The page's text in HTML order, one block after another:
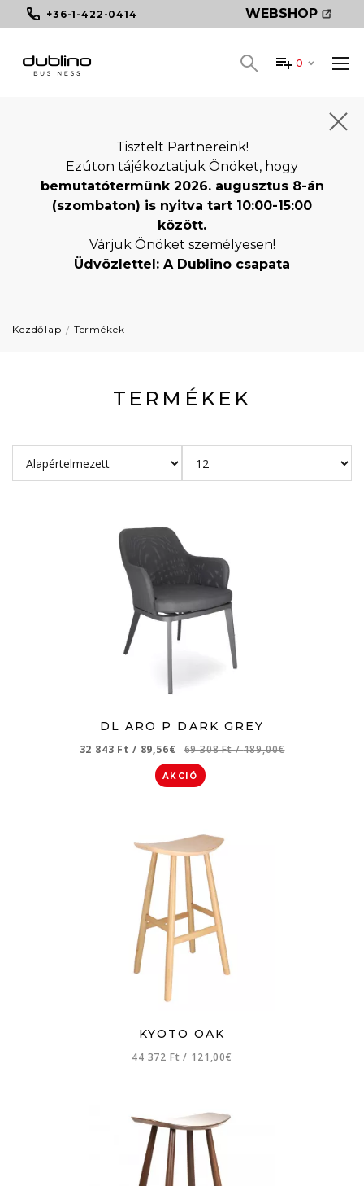
+36-1-422-0414 WEBSHOP
0
Tisztelt Partnereink!
Ezúton tájékoztatjuk Önöket, hogy
bemutatótermünk 2026. augusztus 8-án
(szombaton) is nyitva tart 10:00-15:00
között.
Várjuk Önöket személyesen!
Üdvözlettel: A Dublino csapata
Kezdőlap Termékek
TERMÉKEK
DL ARO P DARK GREY
32 843 Ft / 89,56€ 69 308 Ft/ 189,00€
AKCIÓ
KYOTO OAK
44 372 Ft/ 121,00€